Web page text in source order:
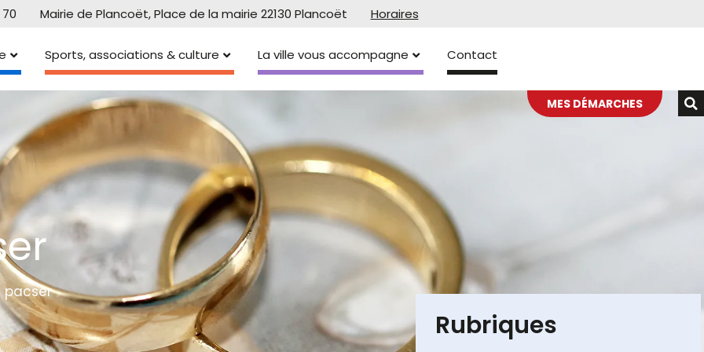
Mairie de Plancoët, Place de la mairie 22130 Plancoët Horaires
Sports, associations & culture La ville vous accompagne Contact
MES DÉMARCHES
pacser
Rubriques